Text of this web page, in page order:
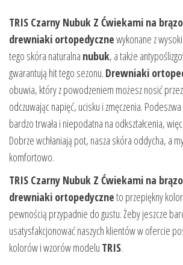
TRIS Czarny Nubuk Z Ćwiekami na
drewniaki ortopedycznewykonane z
tego skóra naturalna nubuk, a także
gwarantują hit tego sezonu. Drewniaki
obuwia, który z powodzeniem możesz nosić
odczuwając napięć, ucisku i zmęczenia.
bardzo trwała i niepodatna na odkształcenia, więc
Dobrze wchłaniają pot, nasza skóra oddycha, a
komfortowo.
TRIS Czarny Nubuk Z Ćwiekami na
drewniaki ortopedyczneto przepiękny
pewnością przypadnie do gustu. Żeby jeszcze
usatysfakcjonować naszych klientów w ofercie
kolorów i wzorów modelu TRIS.